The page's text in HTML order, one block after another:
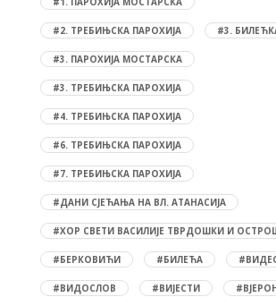
#2. ТРЕБИЊСКА ПАРОХИЈА #3.
#3. ПАРОХИЈА МОСТАРСКА
#3. ТРЕБИЊСКА ПАРОХИЈА
#4. ТРЕБИЊСКА ПАРОХИЈА
#6. ТРЕБИЊСКА ПАРОХИЈА
#7. ТРЕБИЊСКА ПАРОХИЈА
#ДАНИ СЈЕЋАЊА НА ВЛ. АТАНАСИЈА
#ХОР СВЕТИ ВАСИЛИЈЕ ТВРДОШКИ И
#БЕРКОВИЋИ #БИЛЕЋА
#ВИДОСЛОВ #ВИЈЕСТИ